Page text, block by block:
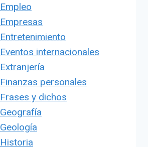
Empleo
Empresas
Entretenimiento
Eventos internacionales
Extranjería
Finanzas personales
Frases y dichos
Geografía
Geología
Historia